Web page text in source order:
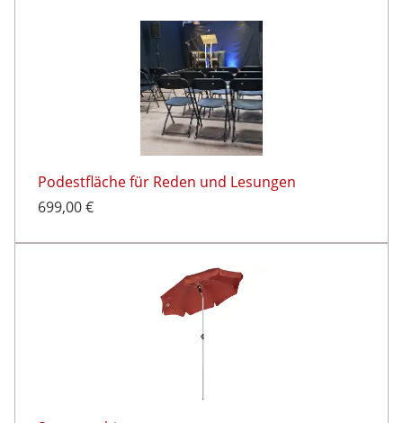
Podestfläche für Reden und Lesungen
699,00 €